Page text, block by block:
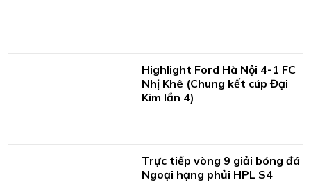
Highlight Ford Hà Nội 4-1 FC
Nhị Khê (Chung kết cúp Đại
Kim lần 4)
Trực tiếp vòng 9 giải bóng đá
Ngoại hạng phủi HPL S4